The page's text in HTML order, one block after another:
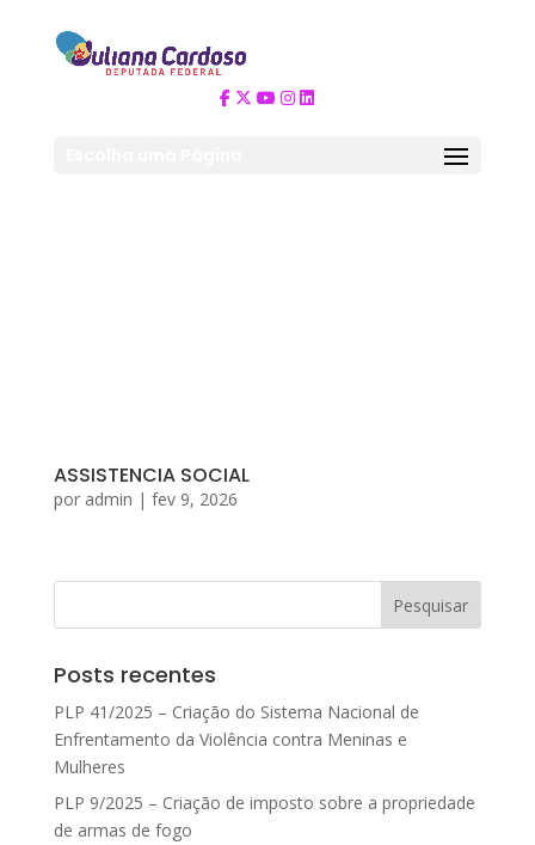
ASSISTENCIA SOCIAL
por admin | fev 9, 2026
Posts recentes
PLP 41/2025 – Criação do Sistema Nacional de
Enfrentamento da Violência contra Meninas e
Mulheres
PLP 9/2025 – Criação de imposto sobre a propriedade
de armas de fogo